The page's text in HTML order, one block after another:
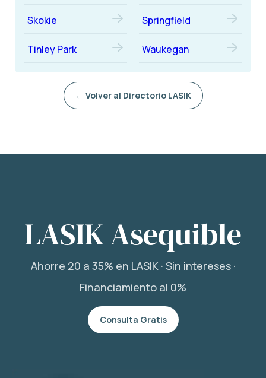
Skokie Springfield
Tinley Park Waukegan
← Volver al Directorio LASIK
LASIK Asequible
Ahorre 20 a 35% en LASIK · Sin intereses ·
Financiamiento al 0%
Consulta Gratis